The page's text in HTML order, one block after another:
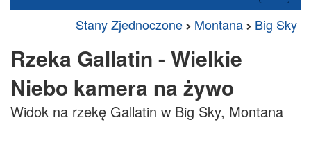
Stany Zjednoczone Montana Big Sky
Rzeka Gallatin - Wielkie
Niebo kamera na żywo
Widok na rzekę Gallatin w Big Sky, Montana